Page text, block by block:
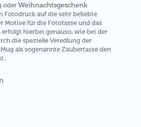
oder Weihnachtsgeschenk
Fotodruck auf die sehr beliebte
Motive für die Fototasse und das
hierbei genauso, wie bei der
die spezielle Veredlung der
als sogenannte Zaubertasse den